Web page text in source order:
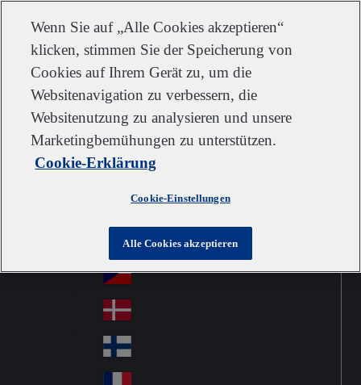
Go to home
Jump to navigation
Jump to content
Contact
Kundendienst Kontakt Newsletter KarriereLieferanten
Austria
Au
str
ali
a
Australia
Au
stri Brazil
Ca
na
da
Canada
Ch
ina
中国大陆
Cz
ec
h
Česko
De
nm
ark
Fin
Wenn Sie auf „Alle Cookies akzeptieren“
klicken, stimmen Sie der Speicherung von
Cookies auf Ihrem Gerät zu, um die
Websitenavigation zu verbessern, die
Websitenutzung zu analysieren und unsere
Marketingbemühungen zu unterstützen.
Cookie-Erklärung
Cookie-Einstellungen
Alle Cookies akzeptieren